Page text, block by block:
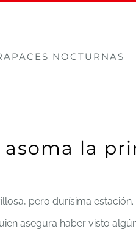
NOCTURNAS
asoma la
pero durísima
asegura haber visto